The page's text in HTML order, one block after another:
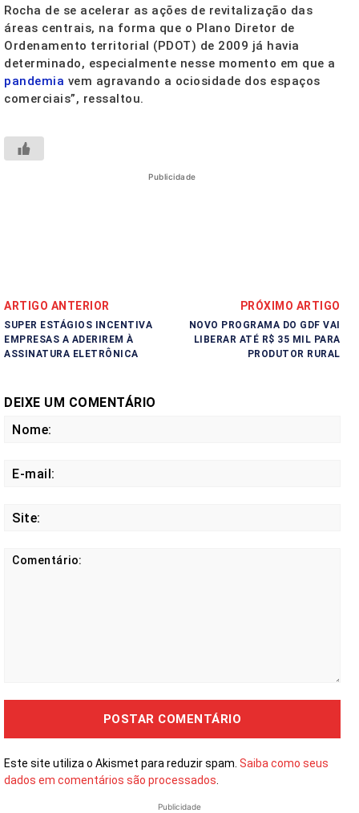
Rocha de se acelerar as ações de revitalização das
áreas centrais, na forma que o Plano Diretor de
Ordenamento territorial (PDOT) de 2009 já havia
determinado, especialmente nesse momento em que a
pandemia vem agravando a ociosidade dos espaços
comerciais”, ressaltou.
Publicidade
ARTIGO ANTERIOR
SUPER ESTÁGIOS INCENTIVA
EMPRESAS A ADERIREM À
ASSINATURA ELETRÔNICA
PRÓXIMO ARTIGO
NOVO PROGRAMA DO GDF VAI
LIBERAR ATÉ R$ 35 MIL PARA
PRODUTOR RURAL
DEIXE UM COMENTÁRIO
Este site utiliza o Akismet para reduzir spam. Saiba como seus
dados em comentários são processados.
Publicidade